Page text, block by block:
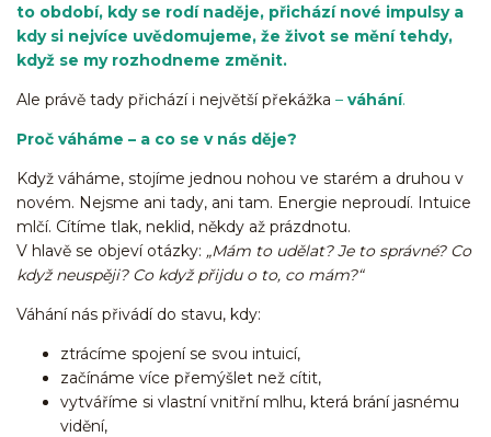
to období, kdy se rodí naděje, přichází nové impulsy a
kdy si nejvíce uvědomujeme, že život se mění tehdy,
když se my rozhodneme změnit.
Ale právě tady přichází i největší překážka – váhání.
Proč váháme – a co se v nás děje?
Když váháme, stojíme jednou nohou ve starém a druhou v
novém. Nejsme ani tady, ani tam. Energie neproudí. Intuice
mlčí. Cítíme tlak, neklid, někdy až prázdnotu.
V hlavě se objeví otázky: „Mám to udělat? Je to správné? Co
když neuspěji? Co když přijdu o to, co mám?“
Váhání nás přivádí do stavu, kdy:
ztrácíme spojení se svou intuicí,
začínáme více přemýšlet než cítit,
vytváříme si vlastní vnitřní mlhu, která brání jasnému
vidění,